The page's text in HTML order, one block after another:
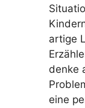
artige
denke
eine